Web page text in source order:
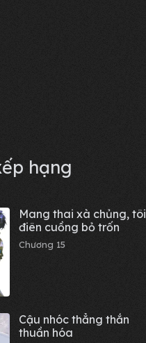
hạng
Mang thai xà chủng, tôi
điên cuồng bỏ trốn
Chương 15
Cậu nhóc thẳng thắn
thuần hóa